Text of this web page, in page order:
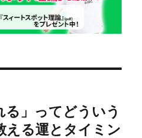
る」ってどういう
える運とタイミン